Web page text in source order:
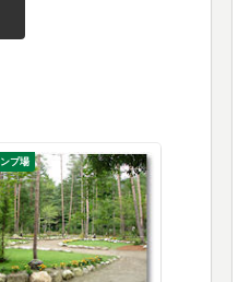
プ場